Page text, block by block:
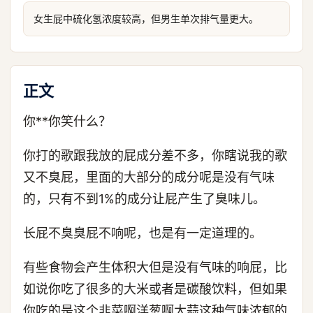
女生屁中硫化氢浓度较高，但男生单次排气量更大。
正文
你**你笑什么？
你打的歌跟我放的屁成分差不多，你瞎说我的歌
又不臭屁，里面的大部分的成分呢是没有气味
的，只有不到1%的成分让屁产生了臭味儿。
长屁不臭臭屁不响呢，也是有一定道理的。
有些食物会产生体积大但是没有气味的响屁，比
如说你吃了很多的大米或者是碳酸饮料，但如果